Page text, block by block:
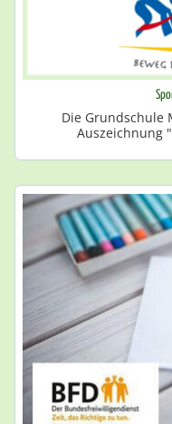
Die Grundschule
Auszeichnung